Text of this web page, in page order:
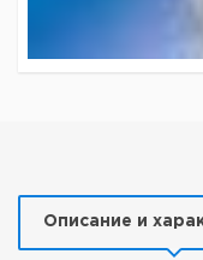
Описание и